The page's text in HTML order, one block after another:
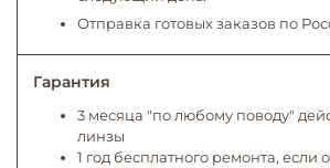
Отправка готовых заказов по
Гарантия
3 месяца "по любому поводу"
линзы
1 год бесплатного ремонта, если